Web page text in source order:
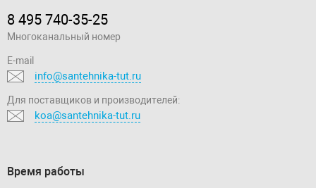
8 495 740-35-25
Многоканальный номер
E-mail
info@santehnika-tut.ru
Для поставщиков и производителей:
koa@santehnika-tut.ru
Время работы